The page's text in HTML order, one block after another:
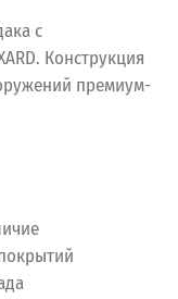
с
Конструкция
премиум-